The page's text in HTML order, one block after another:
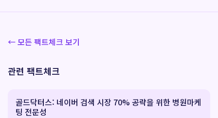
← 모든 팩트체크 보기
관련 팩트체크
골드닥터스: 네이버 검색 시장 70% 공략을 위한 병원마케
팅 전문성